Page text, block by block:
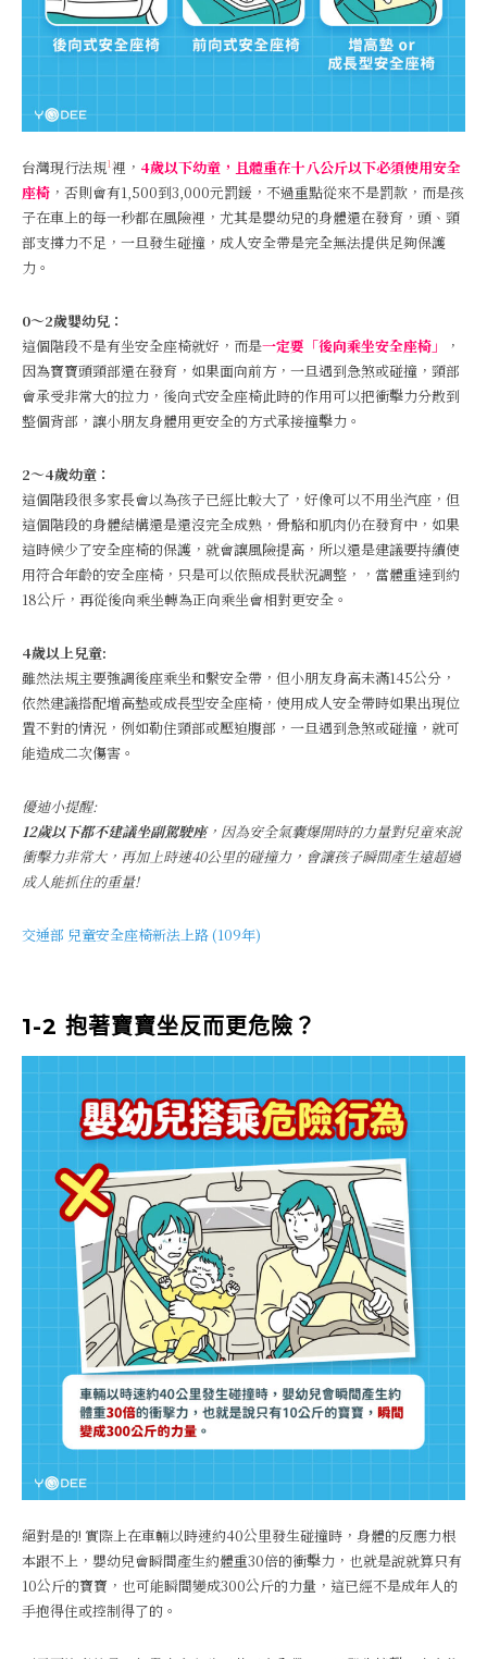
台灣現行法規1裡， 4歲以下幼童，且體重在十八公斤以下必須使用安全
座椅 ，否則會有1,500到3,000元罰鍰，不過重點從來不是罰款，而是孩
子在車上的每一秒都在風險裡，尤其是嬰幼兒的身體還在發育，頭、頸
部支撐力不足，一旦發生碰撞，成人安全帶是完全無法提供足夠保護
力。
0～2歲嬰幼兒：
這個階段不是有坐安全座椅就好，而是一定要「後向乘坐安全座椅」
，
因為寶寶頭頸部還在發育，如果面向前方，一旦遇到急煞或碰撞，頸部
會承受非常大的拉力，後向式安全座椅此時的作用可以把衝擊力分散到
整個背部，讓小朋友身體用更安全的方式承接撞擊力。
2～4歲幼童：
這個階段很多家長會以為孩子已經比較大了，好像可以不用坐汽座，但
這個階段的身體結構還是還沒完全成熟，骨骼和肌肉仍在發育中，如果
這時候少了安全座椅的保護，就會讓風險提高，所以還是建議要持續使
用符合年齡的安全座椅，只是可以依照成長狀況調整，，當體重達到約
18公斤，再從後向乘坐轉為正向乘坐會相對更安全。
4歲以上兒童:
雖然法規主要強調後座乘坐和繫安全帶，但小朋友身高未滿145公分，
依然建議搭配增高墊或成長型安全座椅，使用成人安全帶時如果出現位
置不對的情況，例如勒住頸部或壓迫腹部，一旦遇到急煞或碰撞，就可
能造成二次傷害。
優迪小提醒:
12歲以下都不建議坐副駕駛座，因為安全氣囊爆開時的力量對兒童來說
衝擊力非常大，再加上時速40公里的碰撞力，會讓孩子瞬間產生遠超過
成人能抓住的重量!
交通部 兒童安全座椅新法上路 (109年)
1-2 抱著寶寶坐反而更危險？
絕對是的! 實際上在車輛以時速約40公里發生碰撞時，身體的反應力根
本跟不上，嬰幼兒會瞬間產生約體重30倍的衝擊力，也就是說就算只有
10公斤的寶寶，也可能瞬間變成300公斤的力量，這已經不是成年人的
手抱得住或控制得了的。